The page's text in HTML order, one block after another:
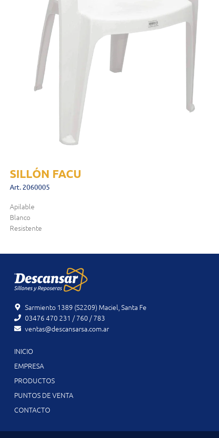
SILLÓN FACU
Art. 2060005
Apilable
Blanco
Resistente
Sarmiento 1389 (S2209) Maciel, Santa Fe
03476 470 231 / 760 / 783
ventas@descansarsa.com.ar
INICIO
EMPRESA
PRODUCTOS
PUNTOS DE VENTA
CONTACTO